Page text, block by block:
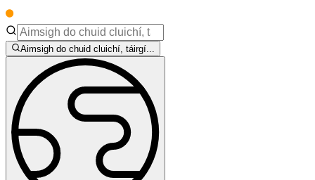
Aimsigh do chuid cluichí, táirgí...